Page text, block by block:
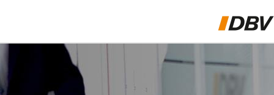
FILIALEN & TEAM
UNSERE AGENTUR